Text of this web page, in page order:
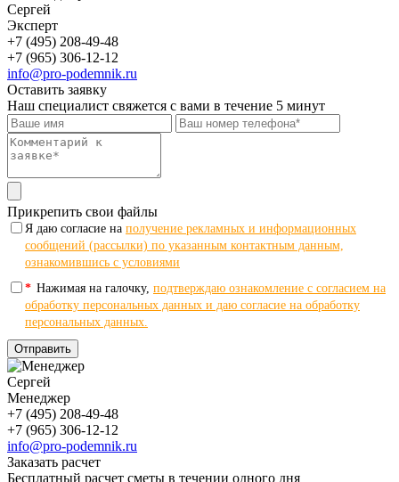
Сергей
Эксперт
+7 (495) 208-49-48
+7 (965) 306-12-12
info@pro-podemnik.ru
Оставить заявку
Наш специалист свяжется с вами в течение 5 минут
Прикрепить свои файлы
Я даю согласие на получение рекламных и информационных
сообщений (рассылки) по указанным контактным данным,
ознакомившись с условиями
* Нажимая на галочку, подтверждаю ознакомление с согласием на
обработку персональных данных и даю согласие на обработку
персональных данных.
Отправить
Сергей
Менеджер
+7 (495) 208-49-48
+7 (965) 306-12-12
info@pro-podemnik.ru
Заказать расчет
Бесплатный расчет сметы в течении одного дня